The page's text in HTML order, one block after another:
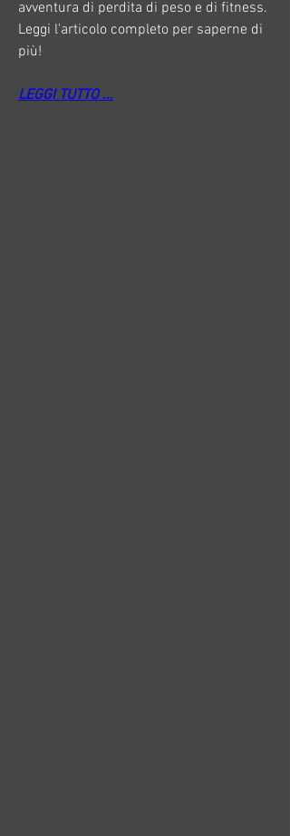
avventura di perdita di peso e di fitness.
Leggi l'articolo completo per saperne di
più!
LEGGI TUTTO ...